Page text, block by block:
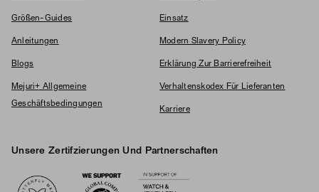
Größen-Guides
Anleitungen
Blogs
Mejuri+ Allgemeine
Geschäftsbedingungen
Einsatz
Modern Slavery Policy
Erklärung Zur Barrierefreiheit
Verhaltenskodex Für Lieferanten
Karriere
Unsere Zertifzierungen Und Partnerschaften